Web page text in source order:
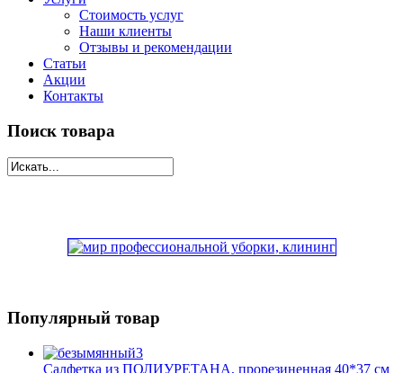
Стоимость услуг
Наши клиенты
Отзывы и рекомендации
Статьи
Акции
Контакты
Поиск товара
Популярный товар
Салфетка из ПОЛИУРЕТАНА, прорезиненная 40*37 см